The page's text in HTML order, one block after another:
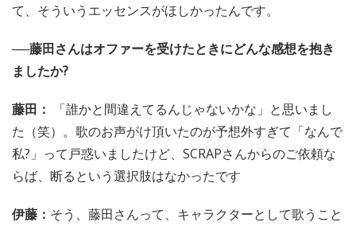
て、そういうエッセンスがほしかったんです。
──藤田さんはオファーを受けたときにどんな感想を抱き
ましたか?
藤田：
「誰かと間違えてるんじゃないかな」と思いまし
た（笑）。歌のお声がけ頂いたのが予想外すぎて「なんで
私?」って戸惑いましたけど、SCRAPさんからのご依頼な
らば、断るという選択肢はなかったです
伊藤： そう、藤田さんって、キャラクターとして歌うこと